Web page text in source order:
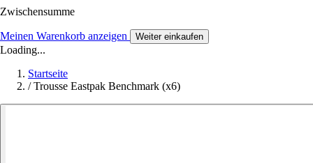
Zwischensumme
Meinen Warenkorb anzeigen Weiter einkaufen
Loading...
Startseite
/ Trousse Eastpak Benchmark (x6)